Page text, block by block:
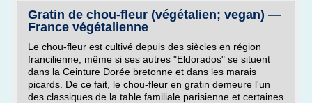
Gratin de chou-fleur (végétalien; vegan) —
France végétalienne
Le chou-fleur est cultivé depuis des siècles en région
francilienne, même si ses autres "Eldorados" se situent
dans la Ceinture Dorée bretonne et dans les marais
picards. De ce fait, le chou-fleur en gratin demeure l'un
des classiques de la table familiale parisienne et certaines